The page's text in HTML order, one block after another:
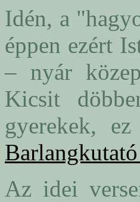
Idén, a
éppen ezért
– nyár
Kicsit
gyerekek,
Az idei